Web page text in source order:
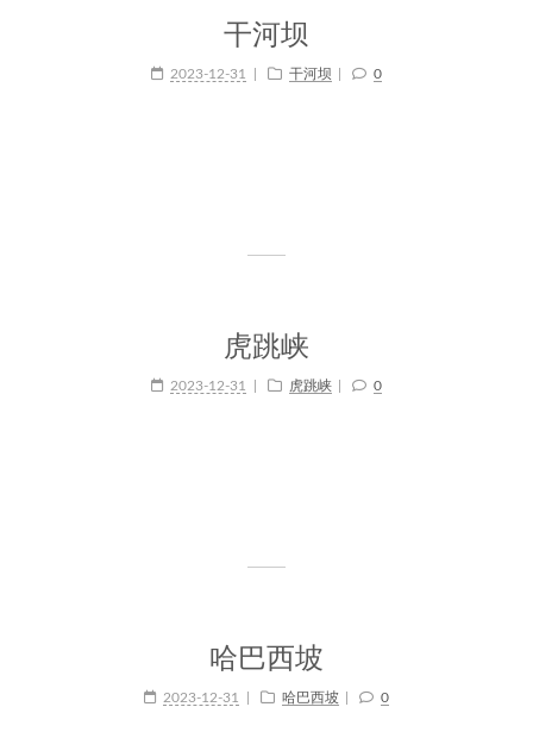
干河坝
2023-12-31 干河坝 0
虎跳峡
2023-12-31 虎跳峡 0
哈巴西坡
2023-12-31 哈巴西坡 0